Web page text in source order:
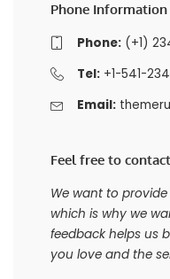
Phone Information
Phone:(+1)
Tel:+1-541-
Email:
Feel free to
We want to
which is why we
feedback helps us
you love and the